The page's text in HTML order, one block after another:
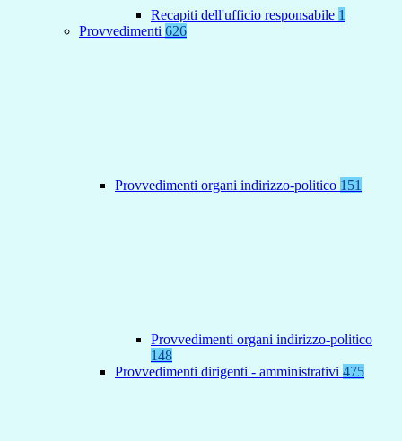
Recapiti dell'ufficio responsabile 1
Provvedimenti 626
Provvedimenti organi indirizzo-politico 151
Provvedimenti organi indirizzo-politico
148
Provvedimenti dirigenti - amministrativi 475